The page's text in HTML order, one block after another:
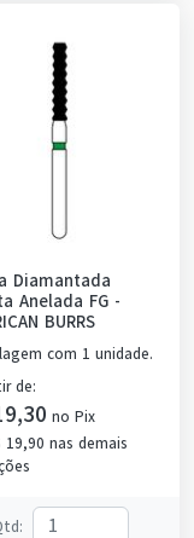
Diamantada
Anelada FG -
BURRS
com 1 unidade.
de:
no Pix
19,90 nas demais
: